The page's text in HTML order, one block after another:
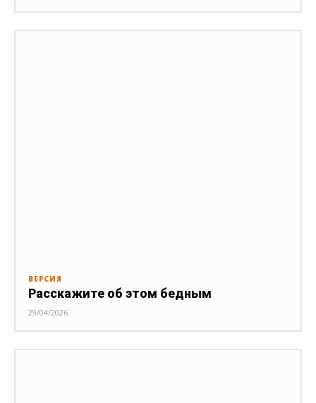
ВЕРСИЯ
Расскажите об этом бедным
29/04/2026